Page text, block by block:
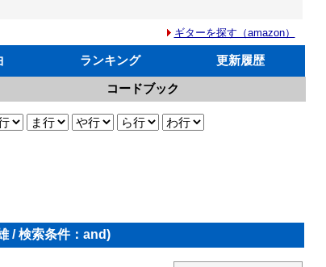
ギターを探す（amazon）
ランキング 更新履歴
コードブック
/ 検索条件：and)